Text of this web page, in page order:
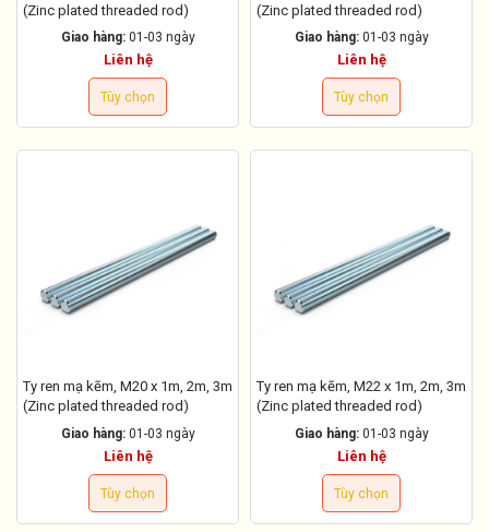
(Zinc plated threaded rod)
Giao hàng: 01-03 ngày
Liên hệ
Tùy chọn
(Zinc plated threaded rod)
Giao hàng: 01-03 ngày
Liên hệ
Tùy chọn
Ty ren mạ kẽm, M20 x 1m, 2m, 3m
(Zinc plated threaded rod)
Giao hàng: 01-03 ngày
Liên hệ
Tùy chọn
Ty ren mạ kẽm, M22 x 1m, 2m, 3m
(Zinc plated threaded rod)
Giao hàng: 01-03 ngày
Liên hệ
Tùy chọn